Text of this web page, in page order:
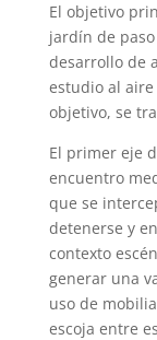
El objetivo
jardín de
desarrollo de
estudio al
objetivo, se
El primer eje
encuentro
que se
detenerse y
contexto
generar una
uso de
escoja entre